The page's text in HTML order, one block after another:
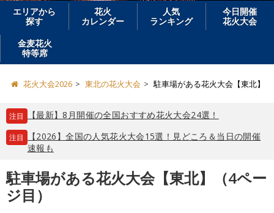
エリアから
探す
花火
カレンダー
人気
ランキング
今日開催
花火大会
金麦花火
特等席
花火大会2026 東北の花火大会 駐車場がある花火大会【東北】
注目 【最新】8月開催の全国おすすめ花火大会24選！
注目
【2026】全国の人気花火大会15選！見どころ＆当日の開催
速報も
駐車場がある花火大会【東北】（4ペー
ジ目）